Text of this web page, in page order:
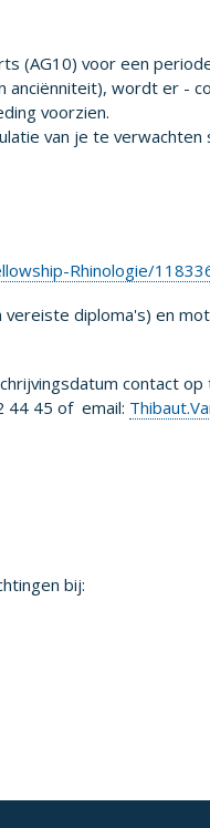
(AG10) voor een
anciënniteit), wordt er
voorzien.
van je te verwachten
Rhinologie/
vereiste diploma's) en
contact
44 45 of email:
bij: